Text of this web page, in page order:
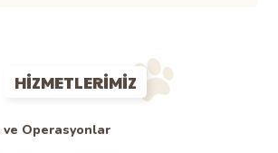
HIZMETLERIMIZ
Operasyonlar